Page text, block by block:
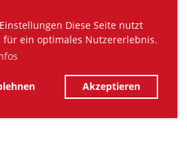
Diese Seite nutzt
für ein optimales Nutzererlebnis.
Akzeptieren